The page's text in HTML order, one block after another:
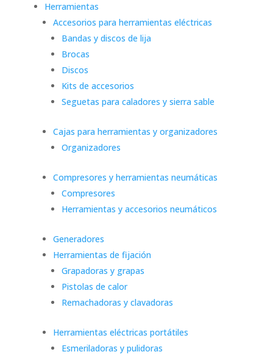
Herramientas
Accesorios para herramientas eléctricas
Bandas y discos de lija
Brocas
Discos
Kits de accesorios
Seguetas para caladores y sierra sable
Cajas para herramientas y organizadores
Organizadores
Compresores y herramientas neumáticas
Compresores
Herramientas y accesorios neumáticos
Generadores
Herramientas de fijación
Grapadoras y grapas
Pistolas de calor
Remachadoras y clavadoras
Herramientas eléctricas portátiles
Esmeriladoras y pulidoras